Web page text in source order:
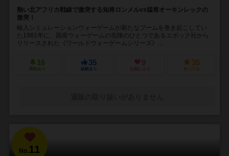
熱い北アフリカ戦線で激突する知将ロンメルvs猛将オーキンレックの
激突！
輸入シミュレーションウォーゲームが新たなブームを巻き起こしてい
た1981年に、国産ウォーゲームの先陣のひとつであるエポック社から
リリースされた《ワールドウォーゲームシリーズ》...
16
興味あり
35
経験あり
9
お気に入り
35
持ってる
No.11